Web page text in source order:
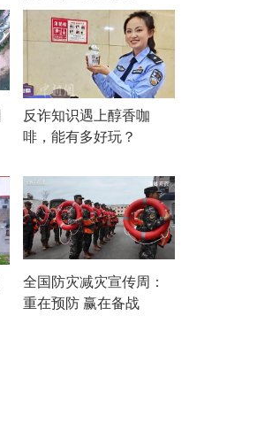
反诈知识遇上醇香咖
啡，能有多好玩？
全国防灾减灾宣传周：
重在预防 赢在备战